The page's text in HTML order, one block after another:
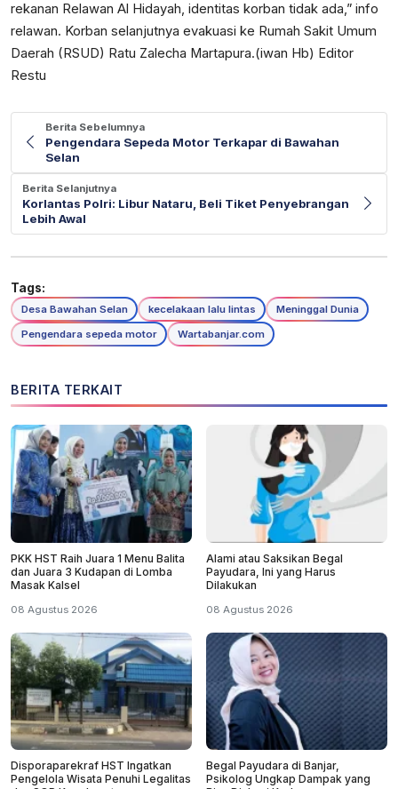
rekanan Relawan Al Hidayah, identitas korban tidak ada,” info
relawan. Korban selanjutnya evakuasi ke Rumah Sakit Umum
Daerah (RSUD) Ratu Zalecha Martapura.(iwan Hb) Editor
Restu
Berita Sebelumnya
Pengendara Sepeda Motor Terkapar di Bawahan
Selan
Berita Selanjutnya
Korlantas Polri: Libur Nataru, Beli Tiket Penyebrangan
Lebih Awal
Tags:
Desa Bawahan Selan kecelakaan lalu lintas
Meninggal Dunia
Pengendara sepeda motor
Wartabanjar.com
BERITA TERKAIT
PKK HST Raih Juara 1 Menu Balita
dan Juara 3 Kudapan di Lomba
Masak Kalsel
08 Agustus 2026
Alami atau Saksikan Begal
Payudara, Ini yang Harus
Dilakukan
08 Agustus 2026
Disporaparekraf HST Ingatkan
Pengelola Wisata Penuhi Legalitas
Begal Payudara di Banjar,
Psikolog Ungkap Dampak yang